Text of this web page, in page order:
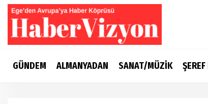
GÜNDEM ALMANYADAN SANAT/MÜZİK